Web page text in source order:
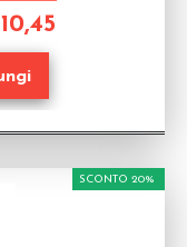
10,45
SCONTO 20%